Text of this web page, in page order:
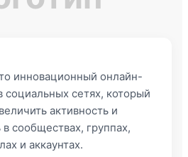
инновационный онлайн-
социальных сетях, который
активность и
в сообществах, группах,
и аккаунтах.